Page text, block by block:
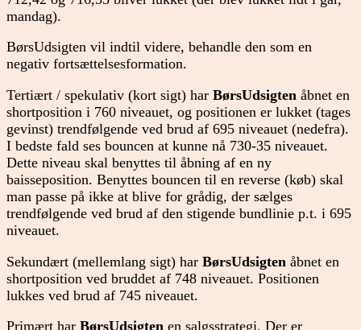
mandag).
BørsUdsigten vil indtil videre, behandle den som en
negativ fortsættelsesformation.
Tertiært / spekulativ (kort sigt) har BørsUdsigten åbnet en
shortposition i 760 niveauet, og positionen er lukket (tages
gevinst) trendfølgende ved brud af 695 niveauet (nedefra).
I bedste fald ses bouncen at kunne nå 730-35 niveauet.
Dette niveau skal benyttes til åbning af en ny
baisseposition. Benyttes bouncen til en reverse (køb) skal
man passe på ikke at blive for grådig, der sælges
trendfølgende ved brud af den stigende bundlinie p.t. i 695
niveauet.
Sekundært (mellemlang sigt) har BørsUdsigten åbnet en
shortposition ved bruddet af 748 niveauet. Positionen
lukkes ved brud af 745 niveauet.
Primært har BørsUdsigten en salgsstrategi. Der er